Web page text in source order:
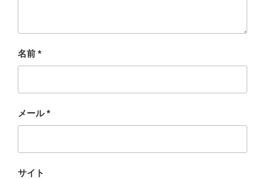
名前 *
メール*
サイト